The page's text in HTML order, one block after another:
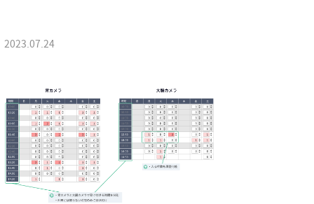
2023.07.24